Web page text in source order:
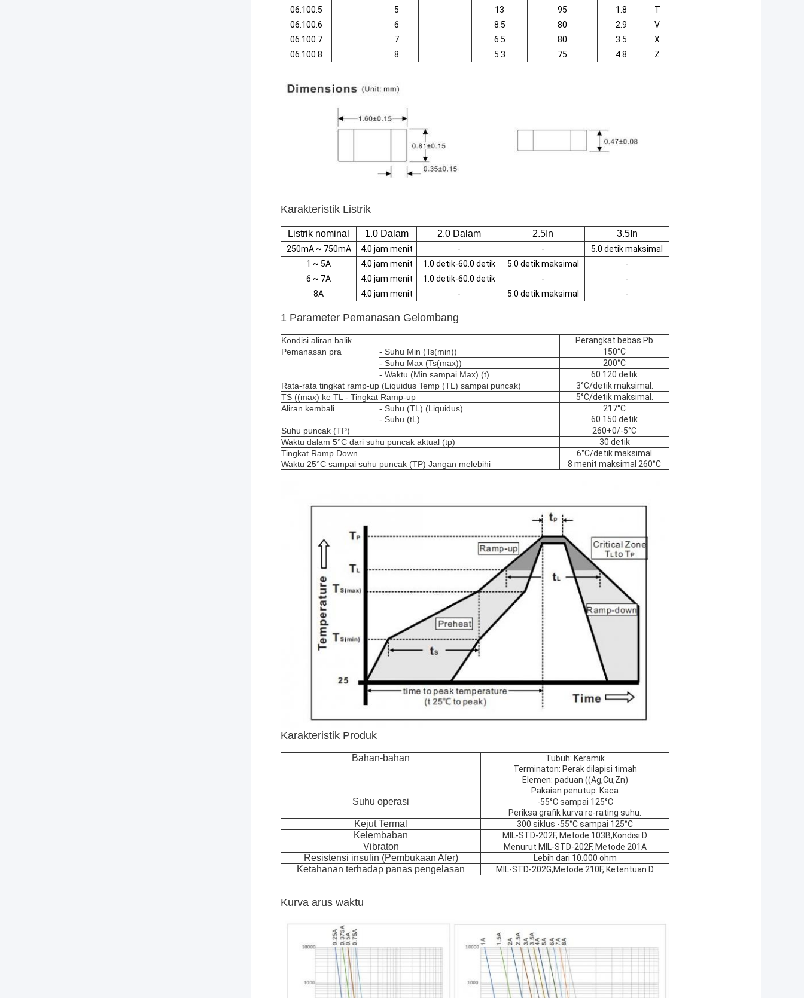
06.100.5
5 13 95 1.8
T
06.100.6
6 8.5 80 2.9
V
06.100.7
7 6.5 80 3.5
X
06.100.8
8 5.3 75 4.8 Z
Karakteristik Listrik
Listrik nominal 1.0 Dalam 2.0 Dalam 2.5In 3.5In
250mA ~ 750mA 4.0 jam menit - -
5.0 detik maksimal
1 ~ 5A
4.0 jam menit 1.0 detik-60.0 detik 5.0 detik maksimal
-
6 ~ 7A
4.0 jam menit 1.0 detik-60.0 detik -
-
8A
4.0 jam menit - 5.0 detik maksimal -
1 Parameter Pemanasan Gelombang
Kondisi aliran balik
Perangkat bebas Pb
Pemanasan pra
- Suhu Min (Ts(min))
150°C
- Suhu Max (Ts(max))
200°C
- Waktu (Min sampai Max) (t)
60 120 detik
Rata-rata tingkat ramp-up (Liquidus Temp (TL) sampai puncak)
3°C/detik maksimal.
TS ((max) ke TL - Tingkat Ramp-up
5°C/detik maksimal.
Aliran kembali
- Suhu (TL) (Liquidus)
- Suhu (tL)
217°C
60 150 detik
Suhu puncak (TP)
260+0/-5°C
Waktu dalam 5°C dari suhu puncak aktual (tp)
30 detik
Tingkat Ramp Down
Waktu 25°C sampai suhu puncak (TP) Jangan melebihi
6°C/detik maksimal
8 menit maksimal 260°C
Karakteristik Produk
Bahan-bahan
Tubuh: Keramik
Terminaton: Perak dilapisi timah
Elemen: paduan ((Ag,Cu,Zn)
Pakaian penutup: Kaca
Suhu operasi
-55°C sampai 125°C
Periksa grafik kurva re-rating suhu.
Kejut Termal 300 siklus -55°C sampai 125°C
Kelembaban MIL-STD-202F, Metode 103B,Kondisi D
Vibraton Menurut MIL-STD-202F, Metode 201A
Resistensi insulin (Pembukaan Afer) Lebih dari 10.000 ohm
Ketahanan terhadap panas pengelasan MIL-STD-202G,Metode 210F, Ketentuan D
Kurva arus waktu